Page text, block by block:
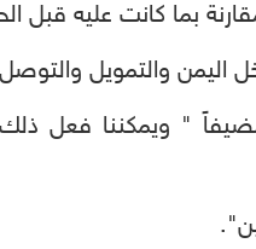
بما كانت عليه قبل
اليمن والتمويل والتوصل
" ويمكننا فعل ذلك
".